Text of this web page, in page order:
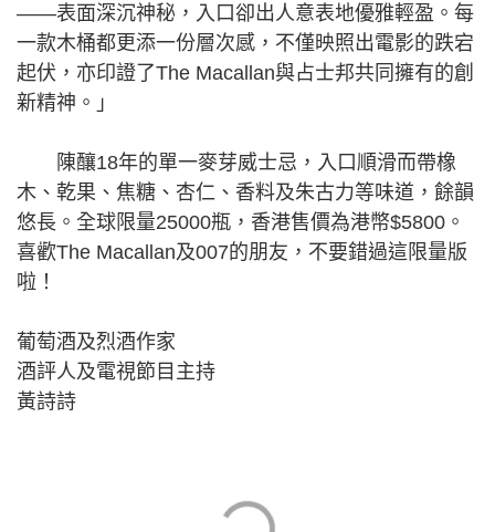
——表面深沉神秘，入口卻出人意表地優雅輕盈。每
一款木桶都更添一份層次感，不僅映照出電影的跌宕
起伏，亦印證了The Macallan與占士邦共同擁有的創
新精神。」
陳釀18年的單一麥芽威士忌，入口順滑而帶橡
木、乾果、焦糖、杏仁、香料及朱古力等味道，餘韻
悠長。全球限量25000瓶，香港售價為港幣$5800。
喜歡The Macallan及007的朋友，不要錯過這限量版
啦！
葡萄酒及烈酒作家
酒評人及電視節目主持
黃詩詩